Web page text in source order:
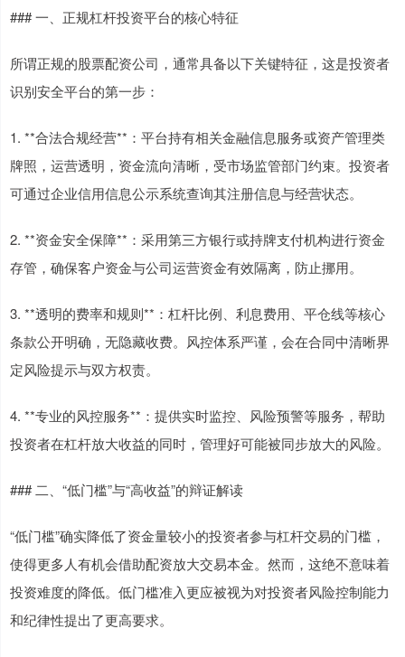
### 一、正规杠杆投资平台的核心特征
所谓正规的股票配资公司，通常具备以下关键特征，这是投资者
识别安全平台的第一步：
1. **合法合规经营**：平台持有相关金融信息服务或资产管理类
牌照，运营透明，资金流向清晰，受市场监管部门约束。投资者
可通过企业信用信息公示系统查询其注册信息与经营状态。
2. **资金安全保障**：采用第三方银行或持牌支付机构进行资金
存管，确保客户资金与公司运营资金有效隔离，防止挪用。
3. **透明的费率和规则**：杠杆比例、利息费用、平仓线等核心
条款公开明确，无隐藏收费。风控体系严谨，会在合同中清晰界
定风险提示与双方权责。
4. **专业的风控服务**：提供实时监控、风险预警等服务，帮助
投资者在杠杆放大收益的同时，管理好可能被同步放大的风险。
### 二、“低门槛”与“高收益”的辩证解读
“低门槛”确实降低了资金量较小的投资者参与杠杆交易的门槛，
使得更多人有机会借助配资放大交易本金。然而，这绝不意味着
投资难度的降低。低门槛准入更应被视为对投资者风险控制能力
和纪律性提出了更高要求。